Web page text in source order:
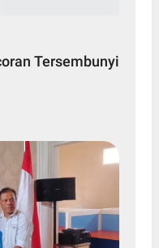
Tersembunyi